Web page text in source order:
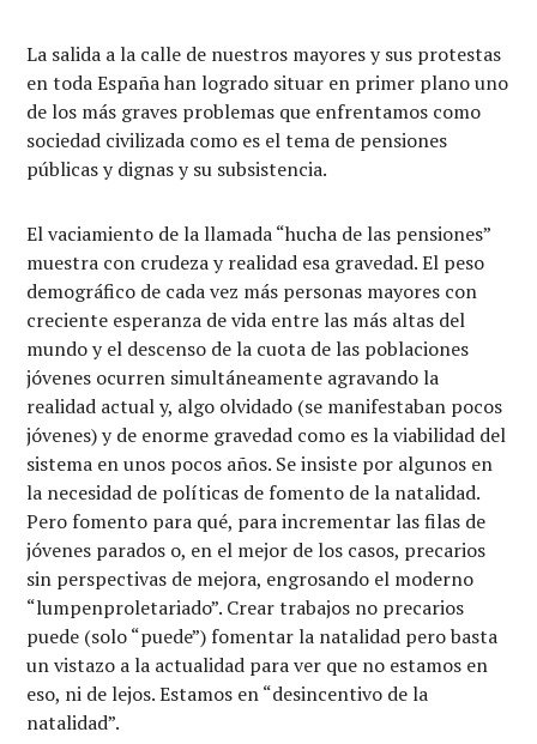
La salida a la calle de nuestros mayores y sus protestas
en toda España han logrado situar en primer plano uno
de los más graves problemas que enfrentamos como
sociedad civilizada como es el tema de pensiones
públicas y dignas y su subsistencia.
El vaciamiento de la llamada “hucha de las pensiones”
muestra con crudeza y realidad esa gravedad. El peso
demográfico de cada vez más personas mayores con
creciente esperanza de vida entre las más altas del
mundo y el descenso de la cuota de las poblaciones
jóvenes ocurren simultáneamente agravando la
realidad actual y, algo olvidado (se manifestaban pocos
jóvenes) y de enorme gravedad como es la viabilidad del
sistema en unos pocos años. Se insiste por algunos en
la necesidad de políticas de fomento de la natalidad.
Pero fomento para qué, para incrementar las filas de
jóvenes parados o, en el mejor de los casos, precarios
sin perspectivas de mejora, engrosando el moderno
“lumpenproletariado”. Crear trabajos no precarios
puede (solo “puede”) fomentar la natalidad pero basta
un vistazo a la actualidad para ver que no estamos en
eso, ni de lejos. Estamos en “desincentivo de la
natalidad”.